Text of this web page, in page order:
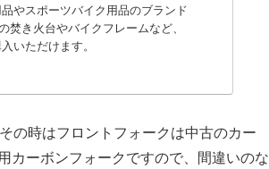
やスポーツバイク用品のブランド
焚き火台やバイクフレームなど、
いただけます。
の時はフロントフォークは中古のカー
カーボンフォークですので、間違いのな